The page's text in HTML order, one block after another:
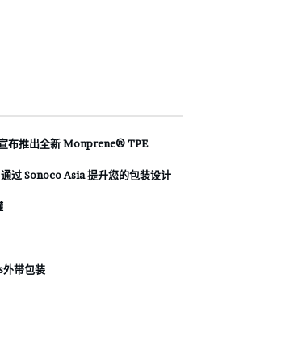
布推出全新 Monprene® TPE
过 Sonoco Asia 提升您的包装设计
带包装